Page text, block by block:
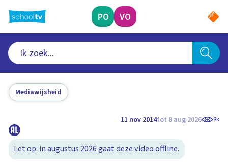
naar
hoofdinhoud
PO VO
Mediawijsheid
11 nov 2014tot 8 aug 2026 8k
Let op: in augustus 2026 gaat deze video offline.